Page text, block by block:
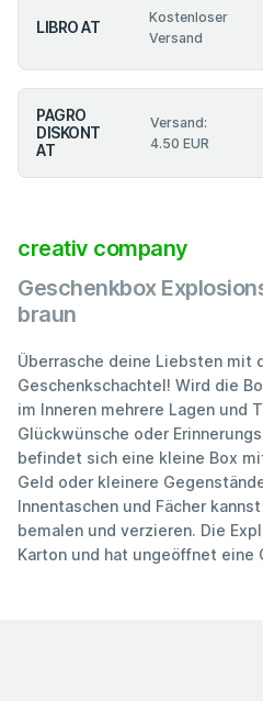
LIBRO AT
Kostenloser
Versand
PAGRO
DISKONT
AT
Versand:
4.50 EUR
creativ company
Geschenkbox
braun
Überrasche deine Liebsten mit
Geschenkschachtel! Wird die
im Inneren mehrere Lagen und
Glückwünsche oder
befindet sich eine kleine Box
Geld oder kleinere
Innentaschen und Fächer
bemalen und verzieren. Die
Karton und hat ungeöffnet eine